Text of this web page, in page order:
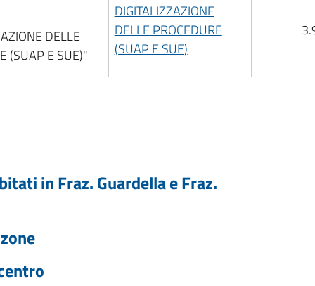
DELLE
(SUAP E SUE)"
DIGITALIZZAZIONE
DELLE PROCEDURE
(SUAP E SUE)
in Fraz. Guardella e Fraz.